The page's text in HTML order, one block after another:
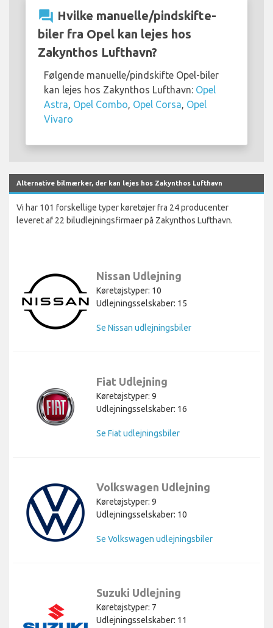
question_answer Hvilke manuelle/pindskifte-
biler fra Opel kan lejes hos
Zakynthos Lufthavn?
Følgende manuelle/pindskifte Opel-biler
kan lejes hos Zakynthos Lufthavn: Opel
Astra Opel Combo Opel Corsa Opel
Vivaro
Alternative bilmærker, der kan lejes hos Zakynthos Lufthavn
Vi har 101 forskellige typer køretøjer fra 24 producenter
leveret af 22 biludlejningsfirmaer på Zakynthos Lufthavn.
Nissan Udlejning
Køretøjstyper: 10
Udlejningsselskaber: 15
Se Nissan udlejningsbiler
Fiat Udlejning
Køretøjstyper: 9
Udlejningsselskaber: 16
Se Fiat udlejningsbiler
Volkswagen Udlejning
Køretøjstyper: 9
Udlejningsselskaber: 10
Se Volkswagen udlejningsbiler
Suzuki Udlejning
Køretøjstyper: 7
Udlejningsselskaber: 11